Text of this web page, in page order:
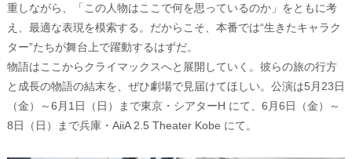
重しながら、「この人物はここで何を思っているのか」をともに考
え、最適な表現を模索する。だからこそ、本番では“生きたキャラク
ター”たちが舞台上で躍動するはずだ。
物語はここからクライマックスへと展開していく。彼らの旅の行方
と成長の物語の結末を、ぜひ劇場で見届けてほしい。公演は5月23日
（金）～6月1日（日）まで東京・シアターH にて、6月6日（金）～
8日（日）まで兵庫・AiiA 2.5 Theater Kobe にて。